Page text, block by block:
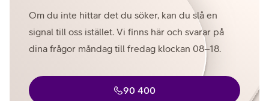
Om du inte hittar det du söker, kan du slå en
signal till oss istället. Vi finns här och svarar på
dina frågor måndag till fredag klockan 08–18.
90 400